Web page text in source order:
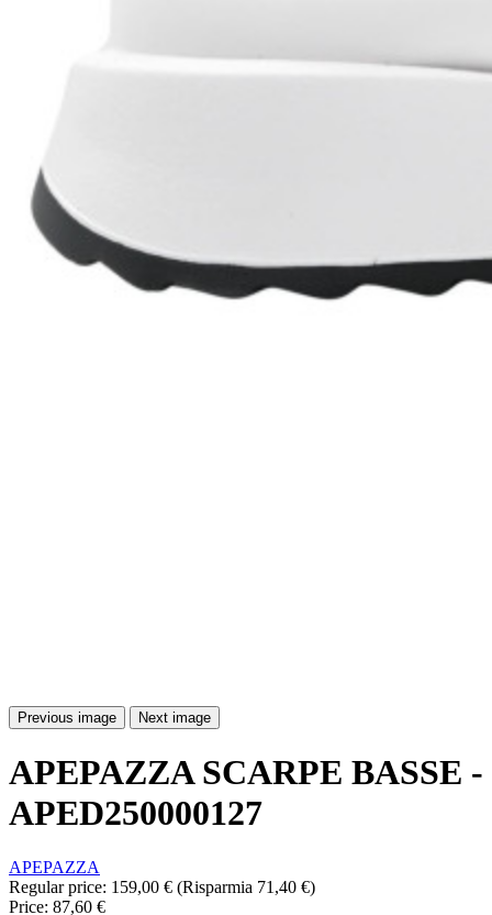
Previous image Next image
APEPAZZA SCARPE BASSE -
APED250000127
APEPAZZA
Regular price: 159,00 € (Risparmia 71,40 €)
Price: 87,60 €